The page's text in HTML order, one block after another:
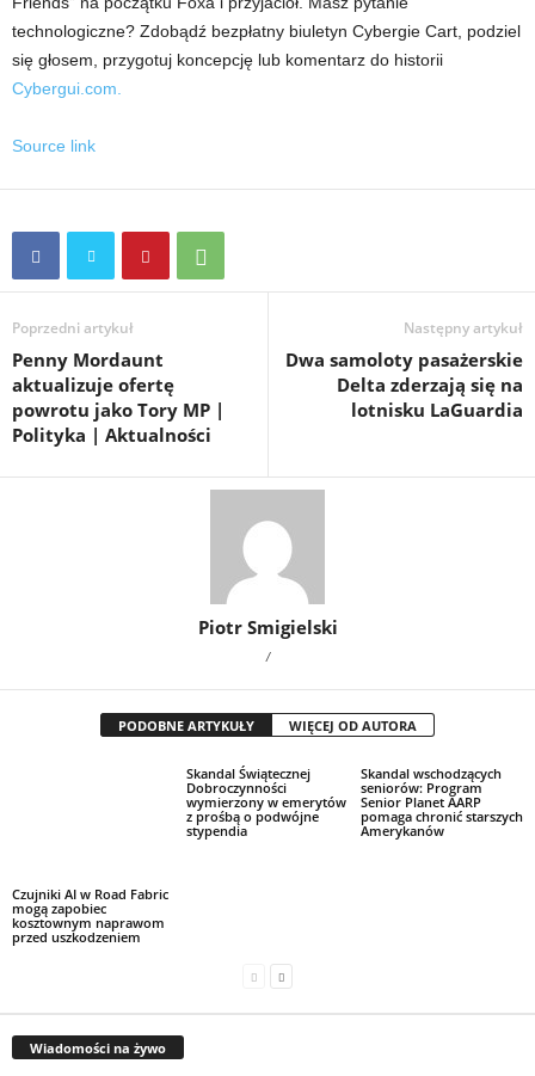
technologiczne? Zdobądź bezpłatny biuletyn Cybergie Cart, podziel
się głosem, przygotuj koncepcję lub komentarz do historii
Cybergui.com.
Source link
Poprzedni artykuł
Penny Mordaunt
aktualizuje ofertę
powrotu jako Tory MP |
Polityka | Aktualności
Następny artykuł
Dwa samoloty pasażerskie
Delta zderzają się na
lotnisku LaGuardia
Piotr Smigielski
/
PODOBNE ARTYKUŁY WIĘCEJ OD AUTORA
Skandal Świątecznej
Dobroczynności
wymierzony w emerytów
z prośbą o podwójne
stypendia
Skandal wschodzących
seniorów: Program
Senior Planet AARP
pomaga chronić starszych
Amerykanów
Wiadomości na żywo
Były zakładnik Hamasu twierdzi, że
porywacze byli „normalnymi ludźmi, którzy
stali...
17 października 2025